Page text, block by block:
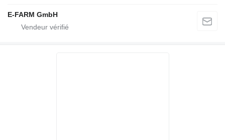
E-FARM GmbH